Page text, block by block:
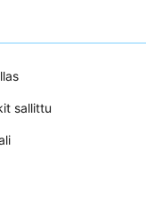
sallittu